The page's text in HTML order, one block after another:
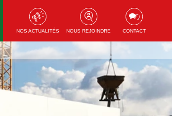
NOS ACTUALITÉS NOUS REJOINDRE CONTACT